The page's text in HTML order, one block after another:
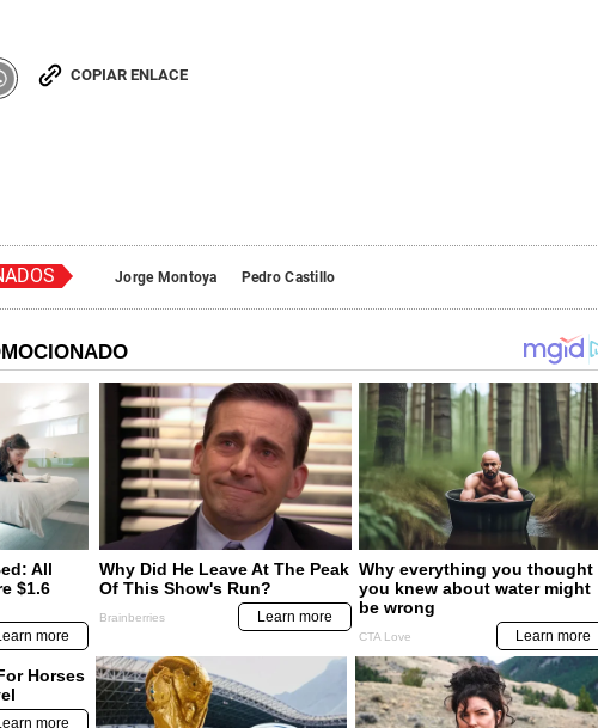
COPIAR ENLACE
Jorge Montoya Pedro Castillo